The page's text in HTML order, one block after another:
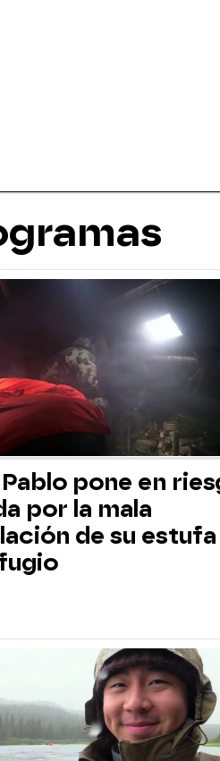
pone en
por la mala
de su estufa